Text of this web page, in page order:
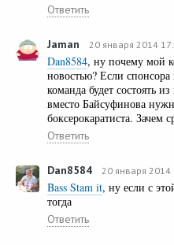
Ответить
Jaman 20 января 2014
Dan8584, ну почему мой
новостью? Если
команда будет состоять
вместо Байсуфинова
боксерокаратиста. Зачем
Ответить
Dan8584 20 января 2014
Bass Stam it, ну если с
тогда
Ответить